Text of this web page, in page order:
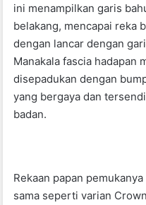
ini menampilkan garis
belakang, mencapai reka
dengan lancar dengan
Manakala fascia hadapan
disepadukan dengan
yang bergaya dan
badan.
Rekaan papan
sama seperti varian